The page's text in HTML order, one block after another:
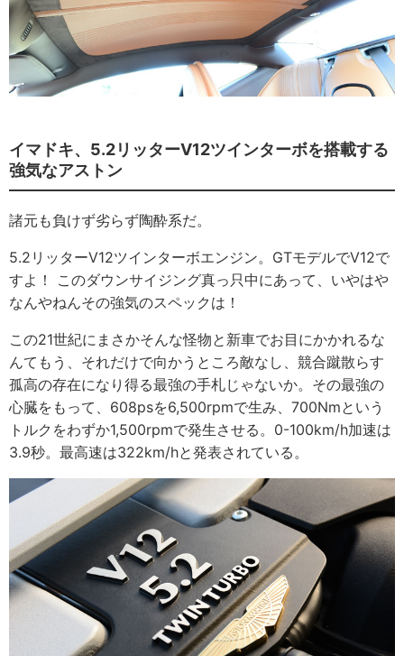
イマドキ、5.2リッターV12ツインターボを搭載する
強気なアストン
諸元も負けず劣らず陶酔系だ。
5.2リッターV12ツインターボエンジン。GTモデルでV12で
すよ！ このダウンサイジング真っ只中にあって、いやはや
なんやねんその強気のスペックは！
この21世紀にまさかそんな怪物と新車でお目にかかれるな
んてもう、それだけで向かうところ敵なし、競合蹴散らす
孤高の存在になり得る最強の手札じゃないか。その最強の
心臓をもって、608psを6,500rpmで生み、700Nmという
トルクをわずか1,500rpmで発生させる。0-100km/h加速は
3.9秒。最高速は322km/hと発表されている。